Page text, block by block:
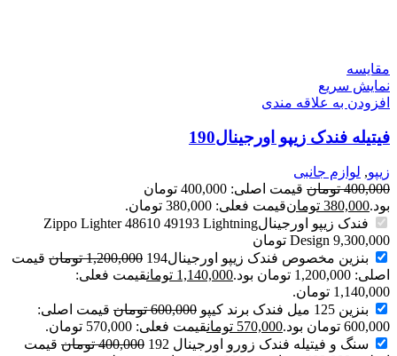
مقايسه
نمایش سریع
افزودن به علاقه مندی
فیتیله فندک زیپو اورجینال190
زیپو, لوازم جانبی
400,000 تومان
قیمت اصلی: 400,000 تومان
بود.380,000 تومانقیمت فعلی: 380,000 تومان.
فندک زیپو اورجینالZippo Lighter 48610 49193 Lightning
Design 9,300,000
تومان
بنزین مخصوص فندک زیپو اورجینال194
1,200,000 تومان قیمت
اصلی: 1,200,000 تومان بود.
1,140,000 تومانقیمت فعلی:
1,140,000 تومان.
بنزین 125 میل فندک برند کیپو
600,000 تومان قیمت اصلی:
600,000 تومان بود.
570,000 تومانقیمت فعلی: 570,000 تومان.
سنگ و فیتیله فندک زورو اورجینال 192
400,000 تومان قیمت